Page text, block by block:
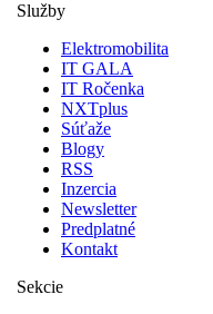
Služby
Elektromobilita
IT GALA
IT Ročenka
NXTplus
Súťaže
Blogy
RSS
Inzercia
Newsletter
Predplatné
Kontakt
Sekcie